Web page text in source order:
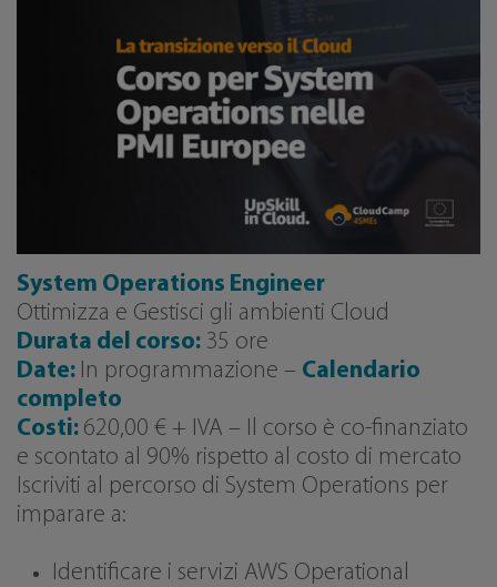
System Operations Engineer
Ottimizza e Gestisci gli ambienti Cloud
Durata del corso: 35 ore
Date: In programmazione – Calendario
completo
Costi: 620,00 € + IVA – Il corso è co-finanziato
e scontato al 90% rispetto al costo di mercato
Iscriviti al percorso di System Operations per
imparare a:
Identificare i servizi AWS Operational